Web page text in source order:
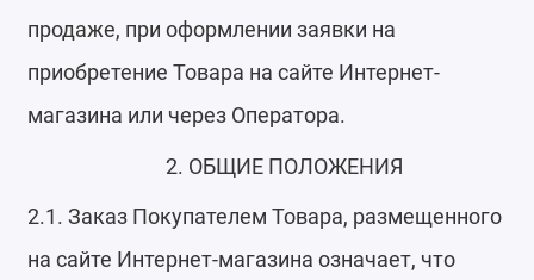
продаже, при оформлении заявки на
приобретение Товара на сайте Интернет-
магазина или через Оператора.
2. ОБЩИЕ ПОЛОЖЕНИЯ
2.1. Заказ Покупателем Товара, размещенного
на сайте Интернет-магазина означает, что